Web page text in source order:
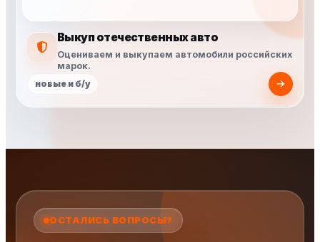
Выкуп отечественных авто
Оцениваем и выкупаем автомобили российских
марок.
новые и б/у
ОСТАЛИСЬ ВОПРОСЫ?